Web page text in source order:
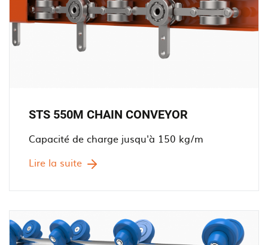
STS 550M CHAIN CONVEYOR
Capacité de charge jusqu'à 150 kg/m
Lire la suite